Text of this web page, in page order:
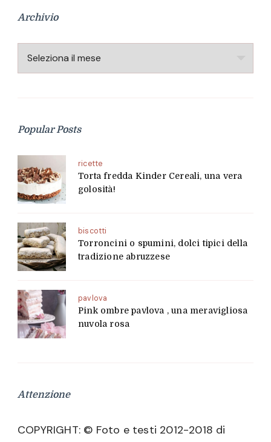
Archivio
Archivio
Popular Posts
ricette
Torta fredda Kinder Cereali, una vera
golosità!
biscotti
Torroncini o spumini, dolci tipici della
tradizione abruzzese
pavlova
Pink ombre pavlova , una meravigliosa
nuvola rosa
Attenzione
COPYRIGHT: © Foto e testi 2012-2018 di